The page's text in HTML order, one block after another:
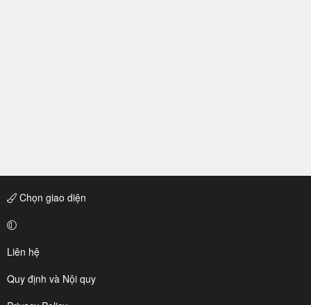
Chọn giao diện
Liên hệ
Quy định và Nội quy